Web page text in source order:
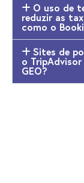
O uso de
reduzir as
como o
Sites de
o
GEO?